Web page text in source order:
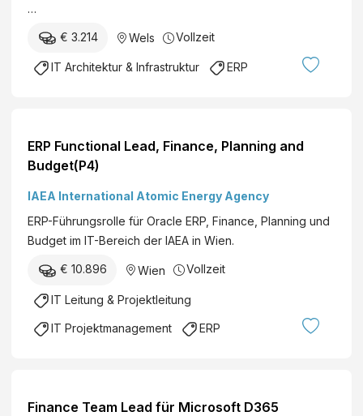
…
€ 3.214 Wels Vollzeit
IT Architektur & Infrastruktur ERP
ERP Functional Lead, Finance, Planning and
Budget(P4)
IAEA International Atomic Energy Agency
ERP-Führungsrolle für Oracle ERP, Finance, Planning und
Budget im IT-Bereich der IAEA in Wien.
€ 10.896 Wien Vollzeit
IT Leitung & Projektleitung
IT Projektmanagement ERP
Finance Team Lead für Microsoft D365